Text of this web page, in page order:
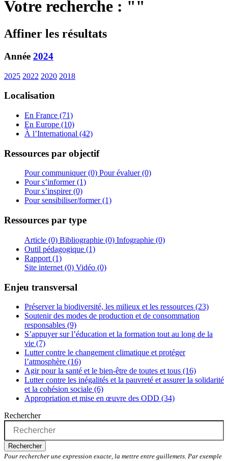
Votre recherche : ""
Affiner les résultats
Année 2024
2025 2022 2020 2018
Localisation
En France (71)
En Europe (10)
À l’International (42)
Ressources par objectif
Pour communiquer (0) Pour évaluer (0)
Pour s’informer (1)
Pour s’inspirer (0)
Pour sensibiliser/former (1)
Ressources par type
Article (0) Bibliographie (0) Infographie (0)
Outil pédagogique (1)
Rapport (1)
Site internet (0) Vidéo (0)
Enjeu transversal
Préserver la biodiversité, les milieux et les ressources (23)
Soutenir des modes de production et de consommation
responsables (9)
S’appuyer sur l’éducation et la formation tout au long de la
vie (7)
Lutter contre le changement climatique et protéger
l’atmosphère (16)
Agir pour la santé et le bien-être de toutes et tous (16)
Lutter contre les inégalités et la pauvreté et assurer la solidarité
et la cohésion sociale (6)
Appropriation et mise en œuvre des ODD (34)
Rechercher
Rechercher
Pour rechercher une expression exacte, la mettre entre guillemets. Par exemple